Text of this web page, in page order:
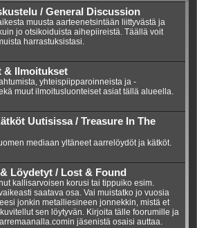
/ General Discussion
muusta aarteenetsintään liittyvästä ja
jo otsikoiduista aihepiireistä. Täällä voit
harrastuksistasi.
& Ilmoitukset
yhteispiipparoinneista ja -
muut ilmoitusluonteiset asiat tällä alueella.
Uutisissa / Treasure In The
mediaan yltäneet aarrelöydöt ja kätköt.
Löydetyt / Lost & Found
kallisarvoisen korusi tai tippuiko esim.
saatava osa. Vai muistatko jo vuosia
jonkin metalliesineen jonnekkin, mistä et
sen löytyvän. Kirjoita tälle foorumille ja
jäsenistä osaisi auttaa.